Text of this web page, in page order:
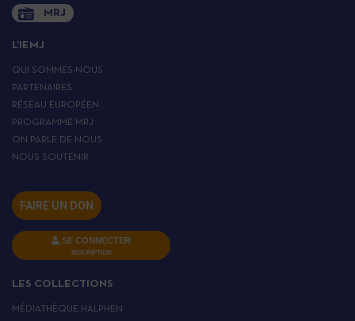
MRJ
L’IEMJ
QUI SOMMES-NOUS
PARTENAIRES
RÉSEAU EUROPÉEN
PROGRAMME MRJ
ON PARLE DE NOUS
NOUS SOUTENIR
FAIRE UN DON
SE CONNECTER
INSCRIPTION
LES COLLECTIONS
MÉDIATHÈQUE HALPHEN